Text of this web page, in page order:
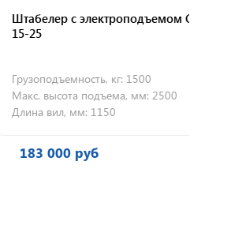
с электроподъемом CTD
25
кг: 1500
высота подъема, мм: 2500
вил, мм: 1150
183 000 руб